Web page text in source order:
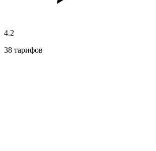
4.2
38 тарифов